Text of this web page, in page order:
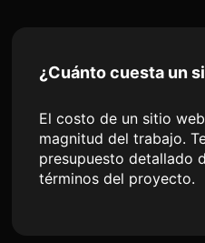
¿Cuánto cuesta un
El costo de un sitio
magnitud del trabajo.
presupuesto detallado
términos del proyecto.